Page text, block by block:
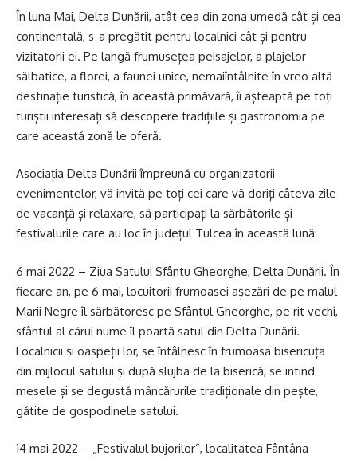
În luna Mai, Delta Dunării, atât cea din zona umedă cât și cea
continentală, s-a pregătit pentru localnici cât și pentru
vizitatorii ei. Pe langă frumusețea peisajelor, a plajelor
sălbatice, a florei, a faunei unice, nemaiîntâlnite în vreo altă
destinație turistică, în această primăvară, îi așteaptă pe toți
turiștii interesați să descopere tradițiile și gastronomia pe
care această zonă le oferă.
Asociația Delta Dunării împreună cu organizatorii
evenimentelor, vă invită pe toți cei care vă doriți câteva zile
de vacanță și relaxare, să participați la sărbătorile și
festivalurile care au loc în județul Tulcea în această lună:
6 mai 2022 – Ziua Satului Sfântu Gheorghe, Delta Dunării. În
fiecare an, pe 6 mai, locuitorii frumoasei așezări de pe malul
Marii Negre îl sărbătoresc pe Sfântul Gheorghe, pe rit vechi,
sfântul al cărui nume îl poartă satul din Delta Dunării.
Localnicii și oaspeții lor, se întâlnesc în frumoasa bisericuța
din mijlocul satului și după slujba de la biserică, se intind
mesele și se degustă mâncărurile tradiționale din pește,
gătite de gospodinele satului.
14 mai 2022 – „Festivalul bujorilor”, localitatea Fântâna